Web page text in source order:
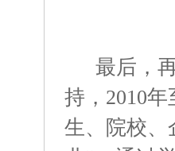
最后，
持，2010
生、院校、